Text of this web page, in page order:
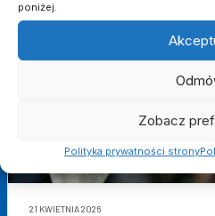
poniżej.
Zobacz
Polityka prywatności strony
21 KWIETNIA 2026